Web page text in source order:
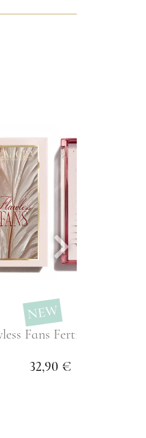
NEW
Fans Fertig Fächer
32,90 €